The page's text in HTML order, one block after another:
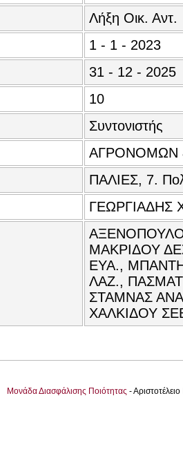
Λήξη Οικ. Αντ.
1 - 1 - 2023
31 - 12 - 2025
10
Συντονιστής
ΑΓΡΟΝΟΜΩΝ
ΠΑΛΙΕΣ, 7.
ΓΕΩΡΓΙΑΔΗΣ
ΜΑΚΡΙΔΟΥ
ΕΥΑ.,
ΛΑΖ.,
ΣΤΑΜΝΑΣ
ΧΑΛΚΙΔΟΥ
Μονάδα Διασφάλισης Ποιότητας -